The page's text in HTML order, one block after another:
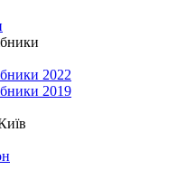
2022
2019